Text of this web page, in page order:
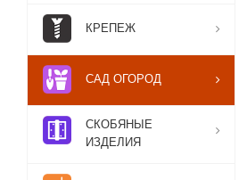
КРЕПЕЖ
САД ОГОРОД
СКОБЯНЫЕ
ИЗДЕЛИЯ